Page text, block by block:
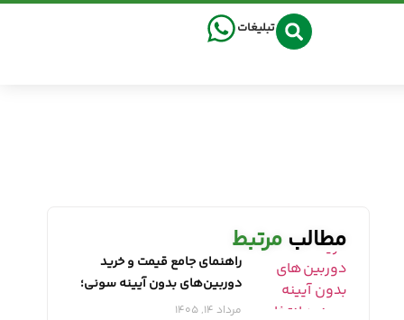
تبلیغات
مطالبمرتبط
راهنمای جامع قیمت و خرید
دوربین‌های بدون آیینه سونی؛
انتخابی هوشمندانه با نمایندگی
مرداد 14, 1405